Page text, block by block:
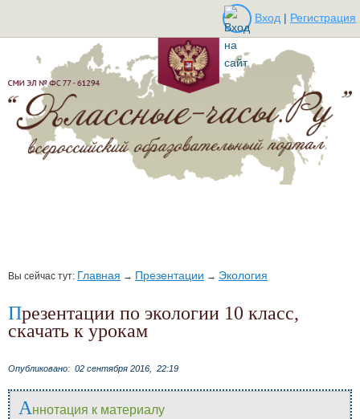
Вход | Регистрация
Вы сейчас тут: Главная → Презентации → Экология
Презентации по экологии 10 класс,
скачать к урокам
Опубликовано: 02 сентября 2016, 22:19
Аннотация к материалу